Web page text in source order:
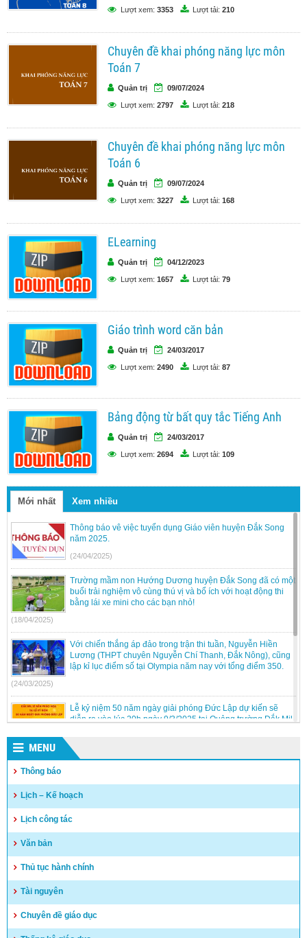
Lượt xem: 3353 Lượt tải: 210
Chuyên đề khai phóng năng lực môn
Toán 7
Quản trị 09/07/2024
Lượt xem: 2797 Lượt tải: 218
Chuyên đề khai phóng năng lực môn
Toán 6
Quản trị 09/07/2024
Lượt xem: 3227 Lượt tải: 168
ELearning
Quản trị 04/12/2023
Lượt xem: 1657 Lượt tải: 79
Giáo trình word căn bản
Quản trị 24/03/2017
Lượt xem: 2490 Lượt tải: 87
Bảng động từ bất quy tắc Tiếng Anh
Quản trị 24/03/2017
Lượt xem: 2694 Lượt tải: 109
Mới nhất Xem nhiều
Thông báo vê việc tuyển dụng Giáo viên huyện Đắk Song
năm 2025.
(24/04/2025)
Trường mầm non Hướng Dương huyện Đắk Song đã có một
buổi trải nghiệm vô cùng thú vị và bổ ích với hoạt động thi
bằng lái xe mini cho các bạn nhỏ!
(18/04/2025)
Với chiến thắng áp đảo trong trận thi tuần, Nguyễn Hiền
Lương (THPT chuyên Nguyễn Chí Thanh, Đắk Nông), cũng
lập kỉ lục điểm số tại Olympia năm nay với tổng điểm 350.
(24/03/2025)
Lễ kỷ niệm 50 năm ngày giải phóng Đức Lập dự kiến sẽ
diễn ra vào lúc 20h ngày 9/3/2025 tại Quảng trường Đắk Mil.
Kỳ thi chọn học sinh giỏi trung học cơ sở cấp tỉnh, năm học
(24/02/2025)
MENU
Thông báo
Lịch – Kế hoạch
Lịch công tác
Văn bản
Thủ tục hành chính
Tài nguyên
Chuyên đề giáo dục